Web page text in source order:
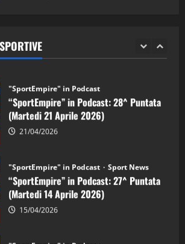
28/04/2026
“SportEmpire” in Podcast: 28^ Puntata
(Martedi 21 Aprile 2026)
“SportEmpire” in Podcast: 27^ Puntata
(Martedi 14 Aprile 2026)